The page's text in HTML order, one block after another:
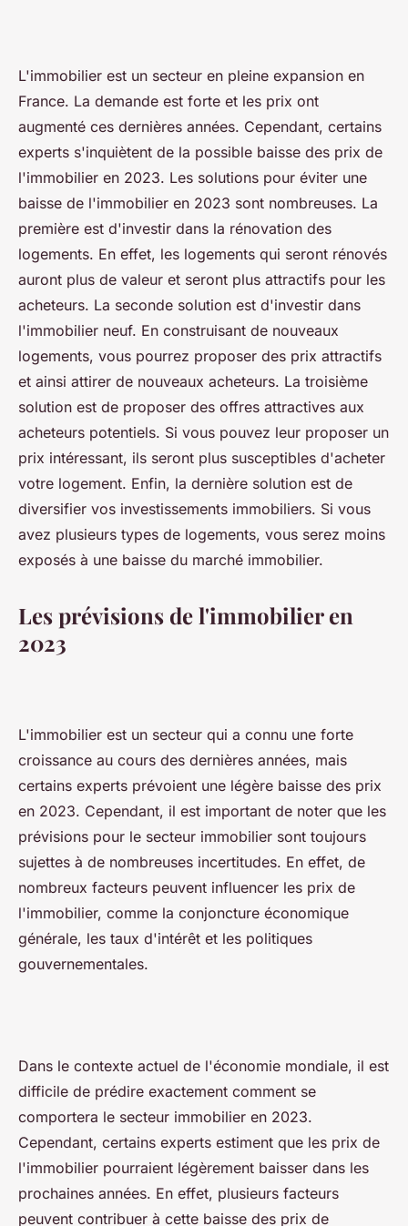
L'immobilier est un secteur en pleine expansion en
France. La demande est forte et les prix ont
augmenté ces dernières années. Cependant, certains
experts s'inquiètent de la possible baisse des prix de
l'immobilier en 2023. Les solutions pour éviter une
baisse de l'immobilier en 2023 sont nombreuses. La
première est d'investir dans la rénovation des
logements. En effet, les logements qui seront rénovés
auront plus de valeur et seront plus attractifs pour les
acheteurs. La seconde solution est d'investir dans
l'immobilier neuf. En construisant de nouveaux
logements, vous pourrez proposer des prix attractifs
et ainsi attirer de nouveaux acheteurs. La troisième
solution est de proposer des offres attractives aux
acheteurs potentiels. Si vous pouvez leur proposer un
prix intéressant, ils seront plus susceptibles d'acheter
votre logement. Enfin, la dernière solution est de
diversifier vos investissements immobiliers. Si vous
avez plusieurs types de logements, vous serez moins
exposés à une baisse du marché immobilier.
Les prévisions de l'immobilier en
2023
L'immobilier est un secteur qui a connu une forte
croissance au cours des dernières années, mais
certains experts prévoient une légère baisse des prix
en 2023. Cependant, il est important de noter que les
prévisions pour le secteur immobilier sont toujours
sujettes à de nombreuses incertitudes. En effet, de
nombreux facteurs peuvent influencer les prix de
l'immobilier, comme la conjoncture économique
générale, les taux d'intérêt et les politiques
gouvernementales.
Dans le contexte actuel de l'économie mondiale, il est
difficile de prédire exactement comment se
comportera le secteur immobilier en 2023.
Cependant, certains experts estiment que les prix de
l'immobilier pourraient légèrement baisser dans les
prochaines années. En effet, plusieurs facteurs
peuvent contribuer à cette baisse des prix de